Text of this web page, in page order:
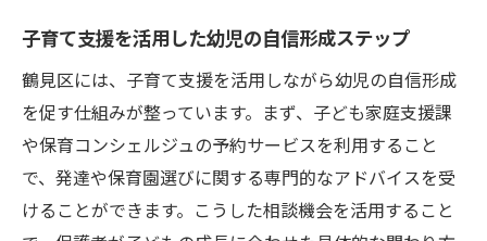
横浜市鶴見区で実践した自信アップ術
実際に幼児の非認知能力が伸びた事例紹介
鶴見区の保育園と連携した自信育成の秘訣
発達相談を活用した幼児期の自信アップ術
家庭でできる幼児の非認知能力向上の工夫
子育て支援を活用した幼児の自信形成ステップ
鶴見区には、子育て支援を活用しながら幼児の自信形成
を促す仕組みが整っています。まず、子ども家庭支援課
や保育コンシェルジュの予約サービスを利用すること
で、発達や保育園選びに関する専門的なアドバイスを受
けることができます。こうした相談機会を活用すること